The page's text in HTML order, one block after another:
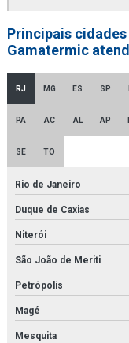
Empresa distribuidora
Empresa
Empresa
Empresa de secador
Empresa de secador
Empresa de secador
Fabricantes de
Principais
Gamatermic
RJ MG ES SP
PA AC AL AP
SE TO
Rio de Janeiro
Duque de Caxias
Niterói
São João de Meriti
Petrópolis
Magé
Mesquita